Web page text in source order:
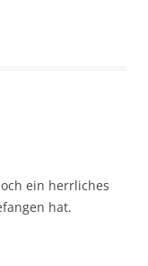
ein herrliches
hat.